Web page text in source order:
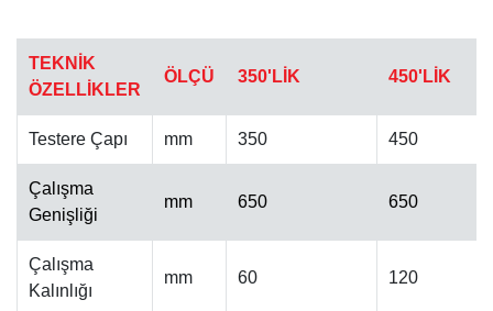
TEKNİK
ÖZELLİKLER
ÖLÇÜ 350'LİK 450'LİK
Testere Çapı mm 350 450
Çalışma
Genişliği
mm 650 650
Çalışma
Kalınlığı
mm 60 120